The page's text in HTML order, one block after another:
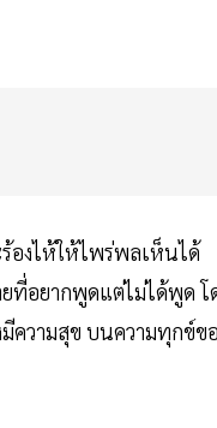
องไห้ให้ไพร่พลเห็นได้
ยที่อยากพูดแต่ไม่ได้พูด โ
มีความสุข บนความทุกข์ข